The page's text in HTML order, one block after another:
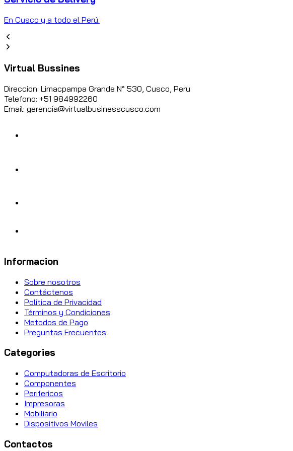
En Cusco y a todo el Perú.
Virtual Bussines
Direccion: Limacpampa Grande N° 530, Cusco, Peru
Telefono: +51 984992260
Email: gerencia@virtualbusinesscusco.com
Informacion
Sobre nosotros
Contáctenos
Política de Privacidad
Términos y Condiciones
Metodos de Pago
Preguntas Frecuentes
Categories
Computadoras de Escritorio
Componentes
Perifericos
Impresoras
Mobiliario
Dispositivos Moviles
Contactos